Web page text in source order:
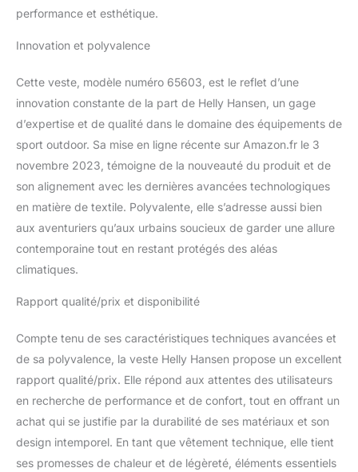
performance et esthétique.
Innovation et polyvalence
Cette veste, modèle numéro 65603, est le reflet d’une
innovation constante de la part de Helly Hansen, un gage
d’expertise et de qualité dans le domaine des équipements de
sport outdoor. Sa mise en ligne récente sur Amazon.fr le 3
novembre 2023, témoigne de la nouveauté du produit et de
son alignement avec les dernières avancées technologiques
en matière de textile. Polyvalente, elle s’adresse aussi bien
aux aventuriers qu’aux urbains soucieux de garder une allure
contemporaine tout en restant protégés des aléas
climatiques.
Rapport qualité/prix et disponibilité
Compte tenu de ses caractéristiques techniques avancées et
de sa polyvalence, la veste Helly Hansen propose un excellent
rapport qualité/prix. Elle répond aux attentes des utilisateurs
en recherche de performance et de confort, tout en offrant un
achat qui se justifie par la durabilité de ses matériaux et son
design intemporel. En tant que vêtement technique, elle tient
ses promesses de chaleur et de légèreté, éléments essentiels